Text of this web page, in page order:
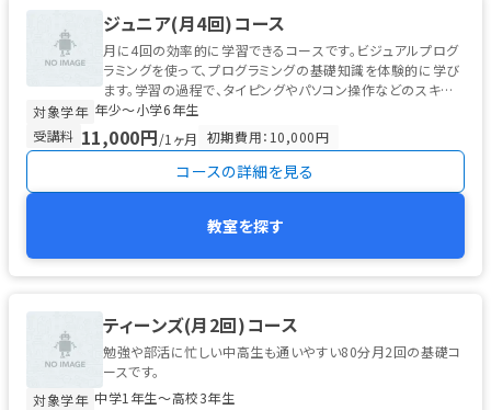
ジュニア(月4回)コース
月に4回の効率的に学習できるコースです。ビジュアルプログ
ラミングを使って、プログラミングの基礎知識を体験的に学び
ます。学習の過程で、タイピングやパソコン操作などのスキル
も身につけることができます。
対象学年 年少〜小学6年生
受講料 11,000円/1ヶ月 初期費用：10,000円
コースの詳細を見る
教室を探す
ティーンズ(月2回)コース
勉強や部活に忙しい中高生も通いやすい80分月2回の基礎コ
ースです。
対象学年 中学1年生〜高校3年生